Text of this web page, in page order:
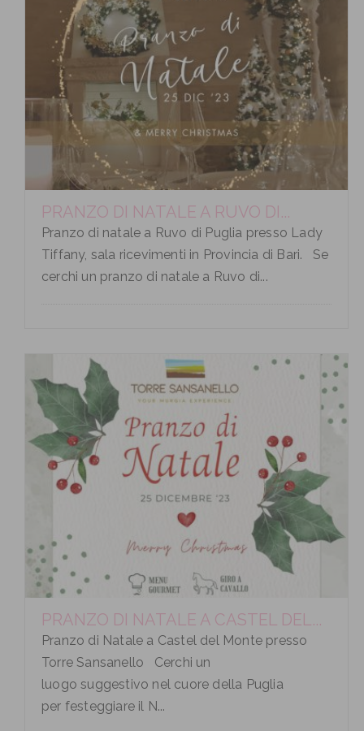
PRANZO DI NATALE A RUVO DI...
Pranzo di natale a Ruvo di Puglia presso Lady
Tiffany, sala ricevimenti in Provincia di Bari. Se
cerchi un pranzo di natale a Ruvo di...
PRANZO DI NATALE A CASTEL DEL...
Pranzo di Natale a Castel del Monte presso
Torre Sansanello Cerchi un
luogo suggestivo nel cuore della Puglia
per festeggiare il N...